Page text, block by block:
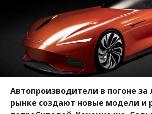
Автопроизводители в погоне
рынке создают новые модели и